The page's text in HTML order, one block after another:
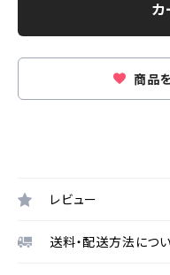
カ
商品
レビュー
送料・配送方法につ